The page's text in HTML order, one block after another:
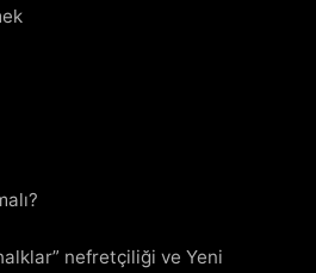
nefretçiliği ve Yeni